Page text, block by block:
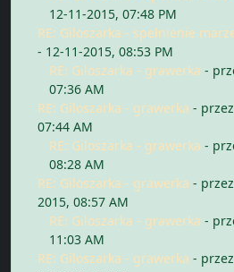
12-11-2015, 07:48 PM
RE: Giloszarka - spełnienie
- 12-11-2015, 08:53 PM
RE: Giloszarka - grawerka -
07:36 AM
RE: Giloszarka - grawerka - przez
07:44 AM
RE: Giloszarka - grawerka -
08:28 AM
RE: Giloszarka - grawerka - przez
2015, 08:57 AM
RE: Giloszarka - grawerka -
11:03 AM
RE: Giloszarka - grawerka - przez